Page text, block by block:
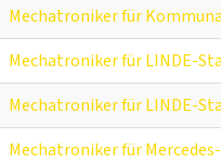
Mechatroniker für
Mechatroniker für LINDE-
Mechatroniker für LINDE-
Mechatroniker für